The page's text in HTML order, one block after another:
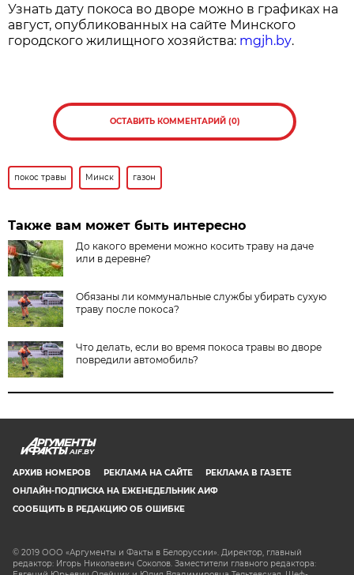
Узнать дату покоса во дворе можно в графиках на
август, опубликованных на сайте Минского
городского жилищного хозяйства: mgjh.by.
ОСТАВИТЬ КОММЕНТАРИЙ (0)
покос травы Минск газон
Также вам может быть интересно
До какого времени можно косить траву на даче
или в деревне?
Обязаны ли коммунальные службы убирать сухую
траву после покоса?
Что делать, если во время покоса травы во дворе
повредили автомобиль?
AIF.BY
АРХИВ НОМЕРОВ РЕКЛАМА НА САЙТЕ
РЕКЛАМА В ГАЗЕТЕ
ОНЛАЙН-ПОДПИСКА НА ЕЖЕНЕДЕЛЬНИК АИФ
СООБЩИТЬ В РЕДАКЦИЮ ОБ ОШИБКЕ
© 2019 ООО «Аргументы и Факты в Белоруссии». Директор, главный
редактор: Игорь Николаевич Соколов. Заместители главного редактора: